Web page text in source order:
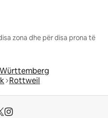
zona dhe për disa prona të
Rottweil